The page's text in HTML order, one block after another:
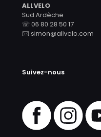
ALLVELO
Sud Ardèche
☏ 06 80 28 50 17
🖂 simon@allvelo.com
Suivez-nous